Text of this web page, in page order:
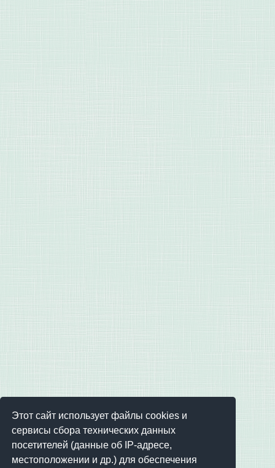
Этот сайт использует файлы cookies и
сервисы сбора технических данных
посетителей (данные об IP-адресе,
местоположении и др.) для обеспечения